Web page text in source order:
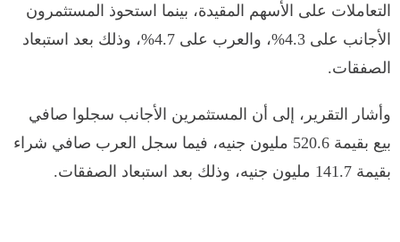
التعاملات على الأسهم المقيدة، بينما استحوذ المستثمرون
الأجانب على 4.3%، والعرب على 4.7%، وذلك بعد استبعاد
الصفقات.
وأشار التقرير، إلى أن المستثمرين الأجانب سجلوا صافي
بيع بقيمة 520.6 مليون جنيه، فيما سجل العرب صافي شراء
بقيمة 141.7 مليون جنيه، وذلك بعد استبعاد الصفقات.